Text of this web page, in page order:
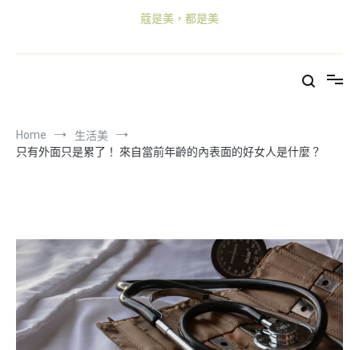
蔻是美，都是美
Home
生活美
只有外面只是累了！ 來自當前年齡的內表面的好女人是什麼？